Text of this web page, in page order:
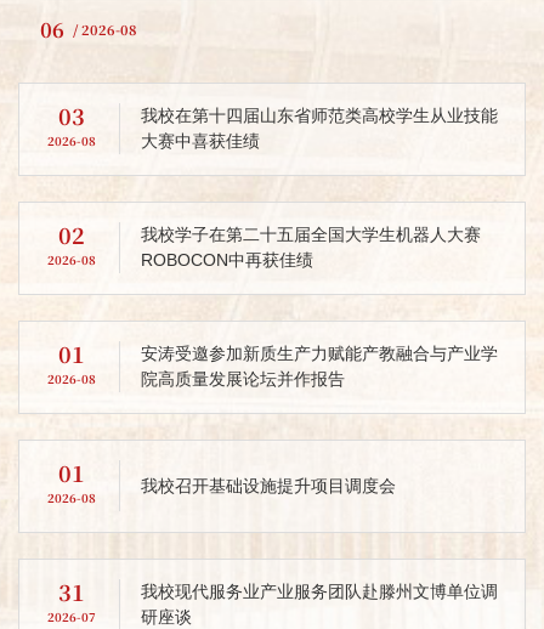
06 / 2026-08
03
2026-08
我校在第十四届山东省师范类高校学生从业技能
大赛中喜获佳绩
02
2026-08
我校学子在第二十五届全国大学生机器人大赛
ROBOCON中再获佳绩
01
2026-08
安涛受邀参加新质生产力赋能产教融合与产业学
院高质量发展论坛并作报告
01
2026-08
我校召开基础设施提升项目调度会
31
2026-07
我校现代服务业产业服务团队赴滕州文博单位调
研座谈